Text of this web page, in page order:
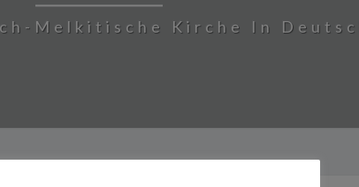
Melkitische Kirche In